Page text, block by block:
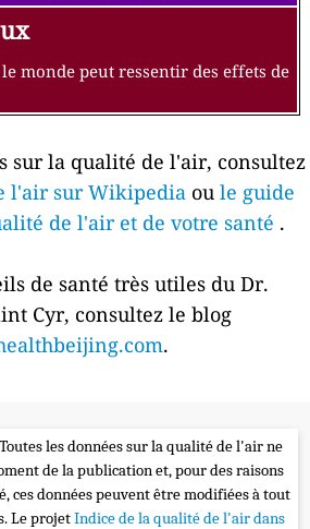
monde peut ressentir des effets de
sur la qualité de l'air, consultez
l'air sur Wikipedia ou le guide
de l'air et de votre santé .
de santé très utiles du Dr.
Cyr, consultez le blog
.
les données sur la qualité de l'air ne
de la publication et, pour des raisons
ces données peuvent être modifiées à tout
Le projetIndice de la qualité de l'air dans